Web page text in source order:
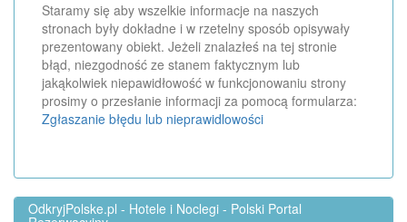
Staramy się aby wszelkie informacje na naszych
stronach były dokładne i w rzetelny sposób opisywały
prezentowany obiekt. Jeżeli znalazłeś na tej stronie
błąd, niezgodność ze stanem faktycznym lub
jakąkolwiek niepawidłowość w funkcjonowaniu strony
prosimy o przesłanie informacji za pomocą formularza:
Zgłaszanie błędu lub nieprawidlowości
OdkryjPolske.pl - Hotele i Noclegi - Polski Portal